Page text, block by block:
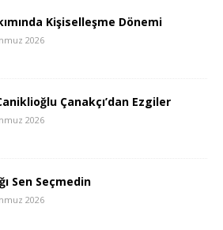
Kişiselleşme Dönemi
2026
Çanakçı’dan Ezgiler
2026
Sen Seçmedin
2026